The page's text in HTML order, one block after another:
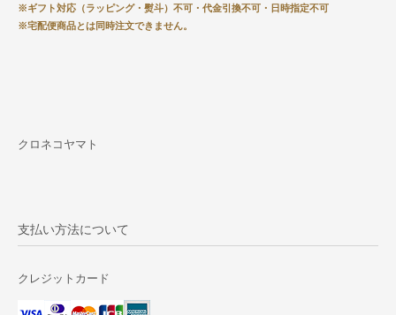
※ギフト対応（ラッピング・熨斗）不可・代金引換不可・日時指定不可
※宅配便商品とは同時注文できません。
クロネコヤマト
支払い方法について
クレジットカード